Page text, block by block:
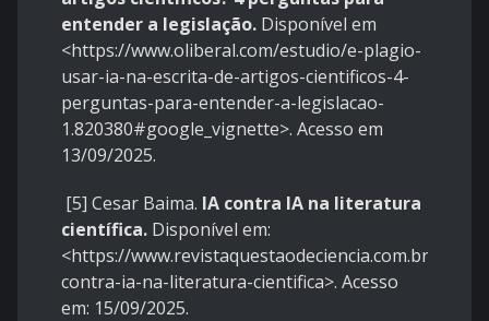
entender a legislação. Disponível em
<https://www.oliberal.com/estudio/e-plagio-
usar-ia-na-escrita-de-artigos-cientificos-4-
perguntas-para-entender-a-legislacao-
1.820380#google_vignette>. Acesso em
13/09/2025.
[5] Cesar Baima. IA contra IA na literatura
científica. Disponível em:
<https://www.revistaquestaodeciencia.com.br/
contra-ia-na-literatura-cientifica>. Acesso
em: 15/09/2025.